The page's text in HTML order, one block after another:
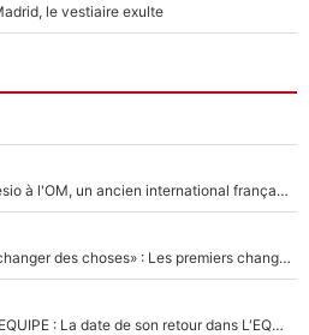
le vestiaire exulte
Proche de rejoindre Bruno Genesio à l'OM, un ancien international français va finalement débarquer... sur RMC !
«Il y a probablement besoin de changer des choses» : Les premiers changements de Zinedine Zidane en équipe de France sont révélés ?
France Pierron sur La Chaîne L'EQUIPE : La date de son retour dans L'EQUIPE de Choc est connue... et c'était très attendu